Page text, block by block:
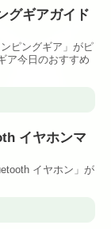
グギアガイド
ピングギア」がピ
ア今日のおすすめ
イヤホンマ
イヤホン」が